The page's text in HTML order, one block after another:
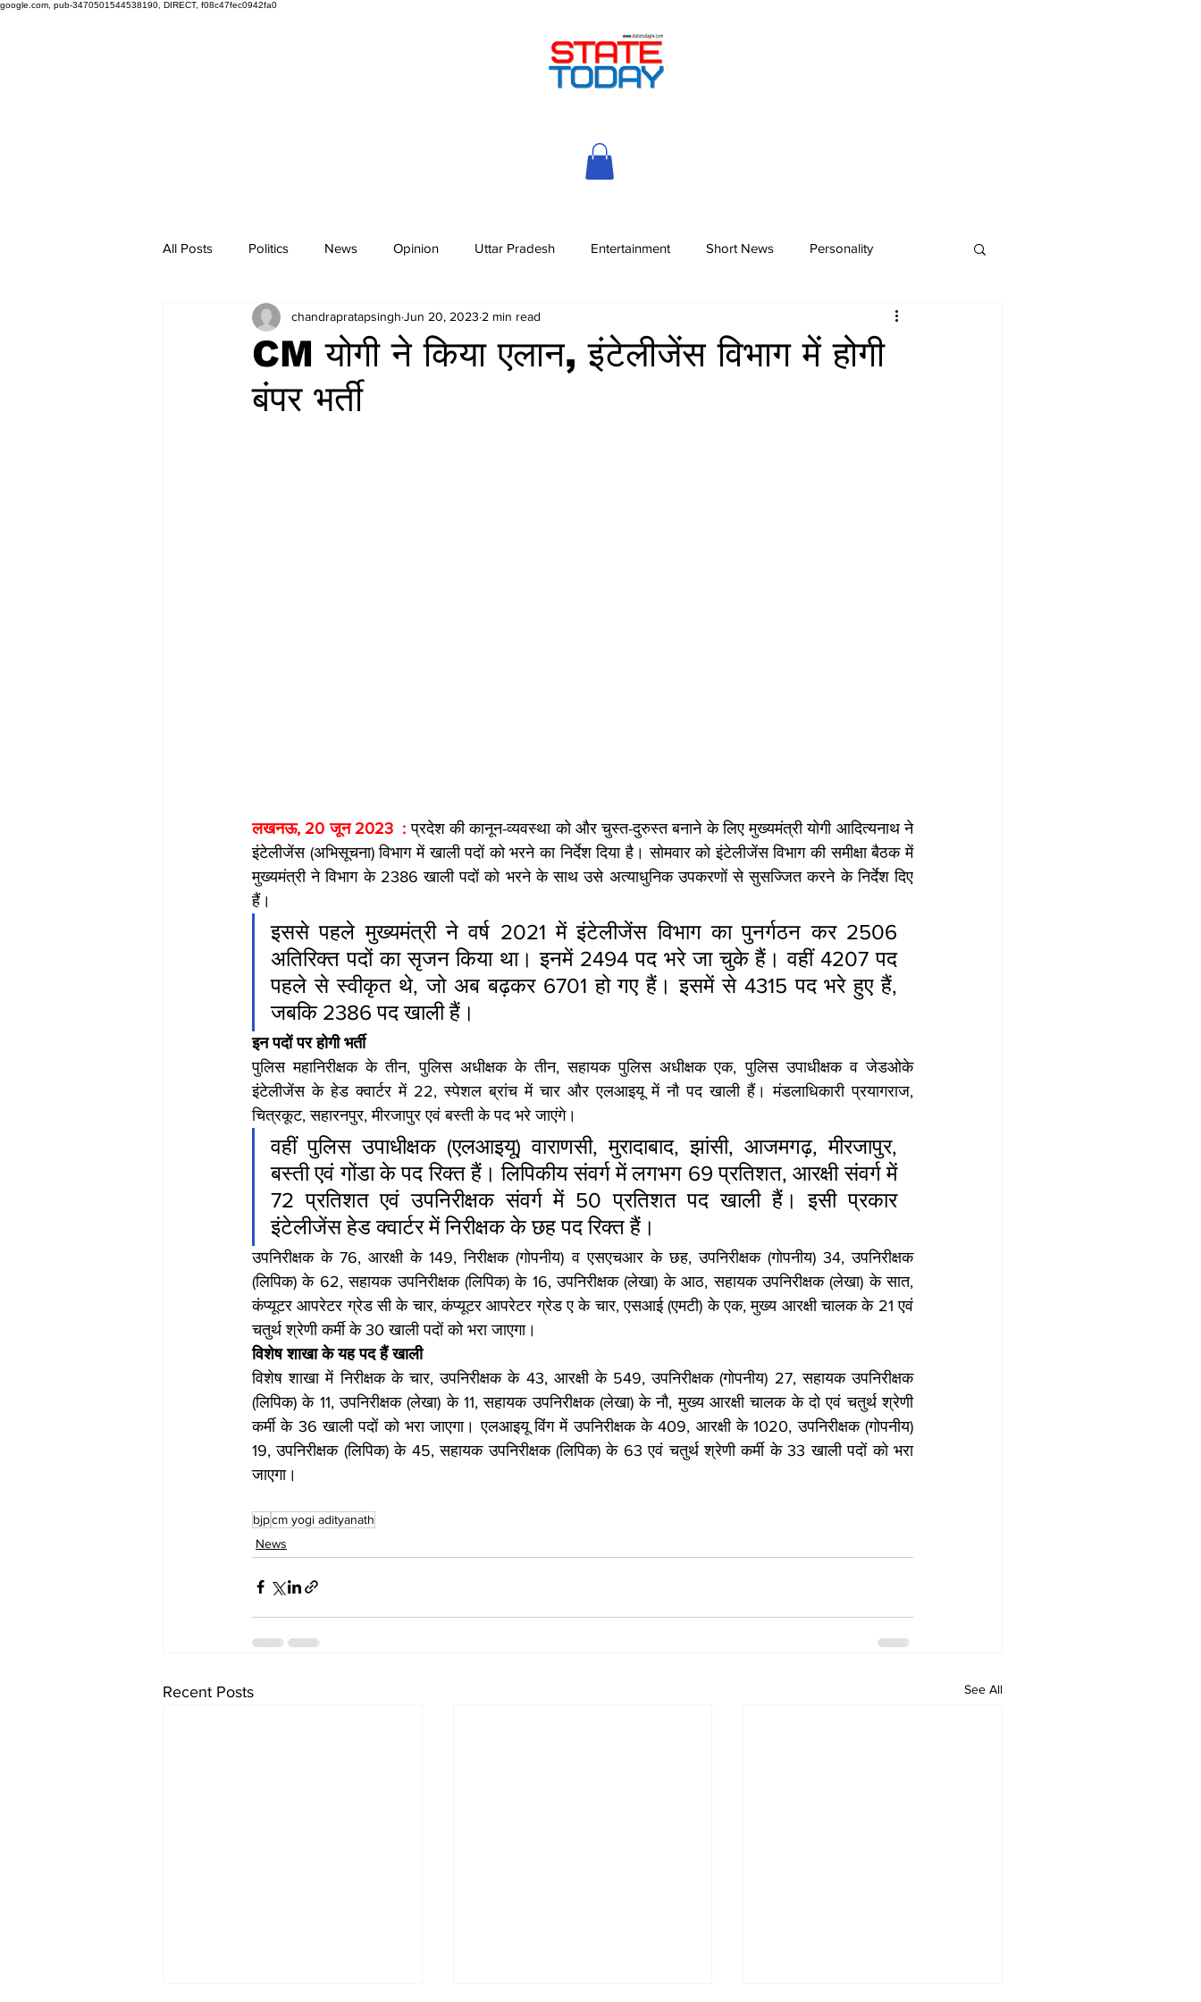
google.com, pub-3470501544538190, DIRECT, f08c47fec0942fa0
All Posts Politics News Opinion Uttar Pradesh Entertainment Short News Personality
CM योगी ने किया एलान, इंटेलीजेंस विभाग में होगी
बंपर भर्ती
chandrapratapsingh Jun 20, 2023 2 min read
लखनऊ, 20 जून 2023  : प्रदेश की कानून-व्यवस्था को और चुस्त-दुरुस्त बनाने के लिए मुख्यमंत्री योगी आदित्यनाथ ने
इंटेलीजेंस (अभिसूचना) विभाग में खाली पदों को भरने का निर्देश दिया है। सोमवार को इंटेलीजेंस विभाग की समीक्षा बैठक में
मुख्यमंत्री ने विभाग के 2386 खाली पदों को भरने के साथ उसे अत्याधुनिक उपकरणों से सुसज्जित करने के निर्देश दिए
हैं।
इससे पहले मुख्यमंत्री ने वर्ष 2021 में इंटेलीजेंस विभाग का पुनर्गठन कर 2506
अतिरिक्त पदों का सृजन किया था। इनमें 2494 पद भरे जा चुके हैं। वहीं 4207 पद
पहले से स्वीकृत थे, जो अब बढ़कर 6701 हो गए हैं। इसमें से 4315 पद भरे हुए हैं,
जबकि 2386 पद खाली हैं।
इन पदों पर होगी भर्ती
पुलिस महानिरीक्षक के तीन, पुलिस अधीक्षक के तीन, सहायक पुलिस अधीक्षक एक, पुलिस उपाधीक्षक व जेडओके
इंटेलीजेंस के हेड क्वार्टर में 22, स्पेशल ब्रांच में चार और एलआइयू में नौ पद खाली हैं। मंडलाधिकारी प्रयागराज,
चित्रकूट, सहारनपुर, मीरजापुर एवं बस्ती के पद भरे जाएंगे।
वहीं पुलिस उपाधीक्षक (एलआइयू) वाराणसी, मुरादाबाद, झांसी, आजमगढ़, मीरजापुर,
बस्ती एवं गोंडा के पद रिक्त हैं। लिपिकीय संवर्ग में लगभग 69 प्रतिशत, आरक्षी संवर्ग में
72 प्रतिशत एवं उपनिरीक्षक संवर्ग में 50 प्रतिशत पद खाली हैं। इसी प्रकार
इंटेलीजेंस हेड क्वार्टर में निरीक्षक के छह पद रिक्त हैं।
उपनिरीक्षक के 76, आरक्षी के 149, निरीक्षक (गोपनीय) व एसएचआर के छह, उपनिरीक्षक (गोपनीय) 34, उपनिरीक्षक
(लिपिक) के 62, सहायक उपनिरीक्षक (लिपिक) के 16, उपनिरीक्षक (लेखा) के आठ, सहायक उपनिरीक्षक (लेखा) के सात,
कंप्यूटर आपरेटर ग्रेड सी के चार, कंप्यूटर आपरेटर ग्रेड ए के चार, एसआई (एमटी) के एक, मुख्य आरक्षी चालक के 21 एवं
चतुर्थ श्रेणी कर्मी के 30 खाली पदों को भरा जाएगा।
विशेष शाखा के यह पद हैं खाली
विशेष शाखा में निरीक्षक के चार, उपनिरीक्षक के 43, आरक्षी के 549, उपनिरीक्षक (गोपनीय) 27, सहायक उपनिरीक्षक
(लिपिक) के 11, उपनिरीक्षक (लेखा) के 11, सहायक उपनिरीक्षक (लेखा) के नौ, मुख्य आरक्षी चालक के दो एवं चतुर्थ श्रेणी
कर्मी के 36 खाली पदों को भरा जाएगा। एलआइयू विंग में उपनिरीक्षक के 409, आरक्षी के 1020, उपनिरीक्षक (गोपनीय)
19, उपनिरीक्षक (लिपिक) के 45, सहायक उपनिरीक्षक (लिपिक) के 63 एवं चतुर्थ श्रेणी कर्मी के 33 खाली पदों को भरा
जाएगा।
bjpcm yogi adityanath
News
Recent Posts See All